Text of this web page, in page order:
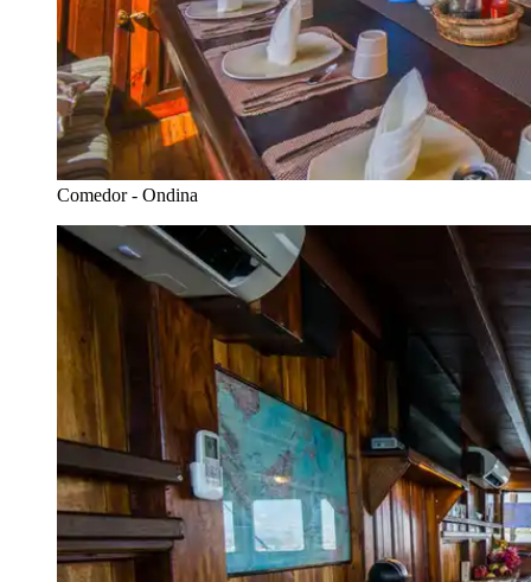
Comedor - Ondina